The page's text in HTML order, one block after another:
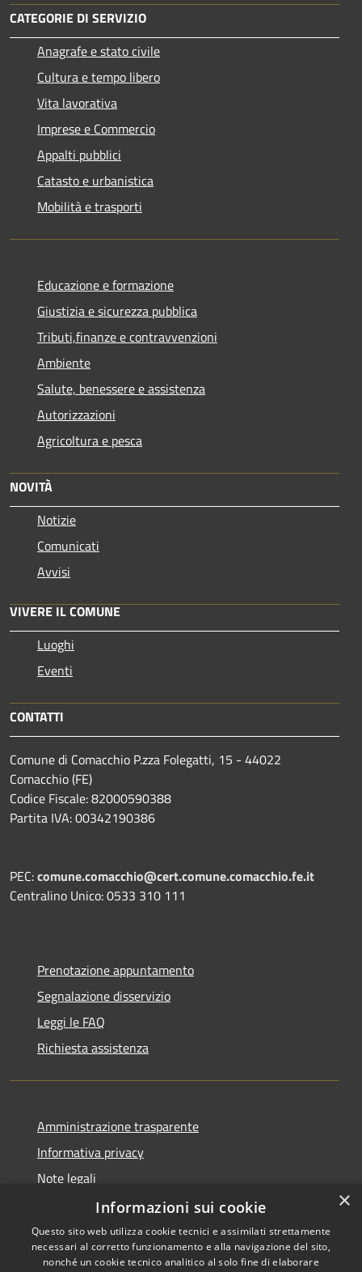
CATEGORIE DI SERVIZIO
Anagrafe e stato civile
Cultura e tempo libero
Vita lavorativa
Imprese e Commercio
Appalti pubblici
Catasto e urbanistica
Mobilità e trasporti
Educazione e formazione
Giustizia e sicurezza pubblica
Tributi,finanze e contravvenzioni
Ambiente
Salute, benessere e assistenza
Autorizzazioni
Agricoltura e pesca
NOVITÀ
Notizie
Comunicati
Avvisi
VIVERE IL COMUNE
Luoghi
Eventi
CONTATTI
Comune di Comacchio P.zza Folegatti, 15 - 44022
Comacchio (FE)
Codice Fiscale: 82000590388
Partita IVA: 00342190386
PEC:comune.comacchio@cert.comune.comacchio.fe.it
Centralino Unico: 0533 310 111
Prenotazione appuntamento
Segnalazione disservizio
Leggi le FAQ
Richiesta assistenza
Amministrazione trasparente
Informativa privacy
Note legali
Dichiarazione di accessibilità
×
Informazioni sui cookie
Questo sito web utilizza cookie tecnici e assimilati strettamente
necessari al corretto funzionamento e alla navigazione del sito,
nonché un cookie tecnico analitico al solo fine di elaborare